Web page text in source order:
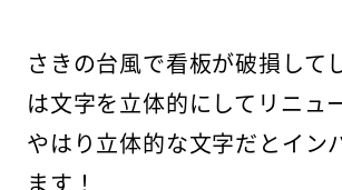
さきの台風で看板が破損して
は文字を立体的にしてリニュ
やはり立体的な文字だとイン
ます！